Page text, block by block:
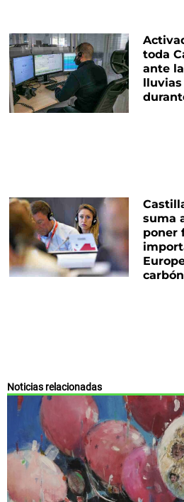
toda
ante
suma
poner
Noticias relacionadas